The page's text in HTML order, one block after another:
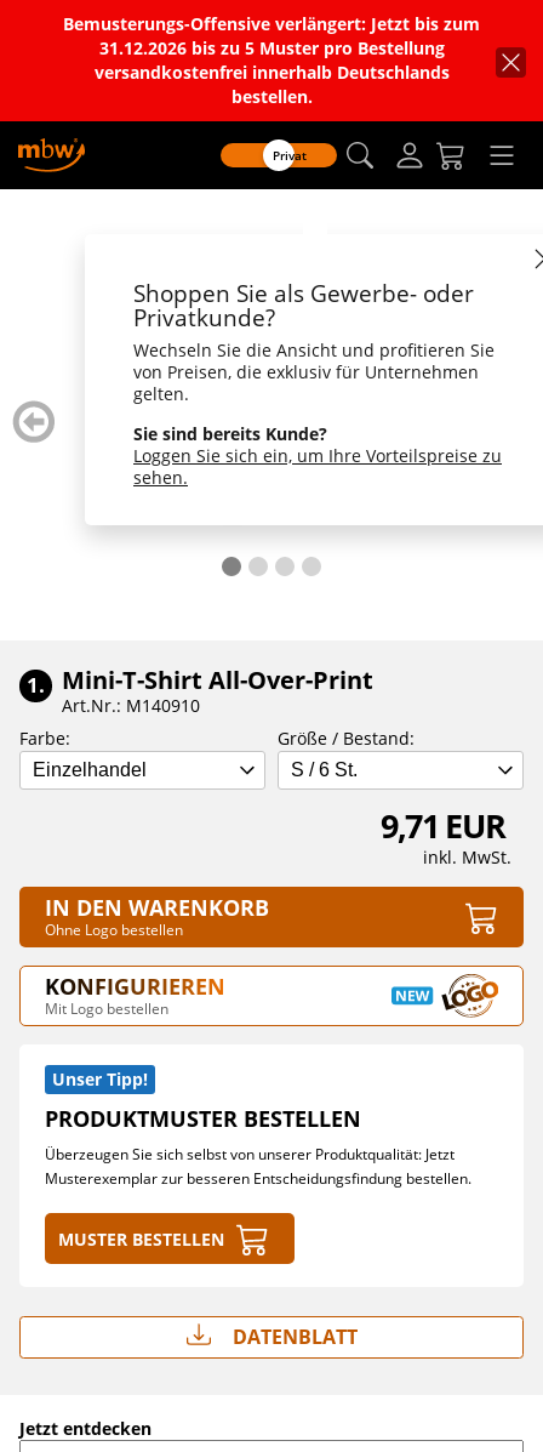
Bemusterungs-Offensive verlängert: Jetzt bis zum
31.12.2026 bis zu 5 Muster pro Bestellung
versandkostenfrei innerhalb Deutschlands
bestellen.
Privat
Shoppen Sie als Gewerbe- oder
Privatkunde?
Wechseln Sie die Ansicht und profitieren Sie
von Preisen, die exklusiv für Unternehmen
gelten.
Sie sind bereits Kunde?
Loggen Sie sich ein, um Ihre Vorteilspreise zu
sehen.
zurück
blättern
1. Mini-T-Shirt All-Over-Print
Art.Nr.: M140910
Farbe:
Einzelhandel
Größe / Bestand:
S / 6 St.
9,71 EUR
inkl. MwSt.
IN DEN WARENKORB
Ohne Logo bestellen
KONFIGURIEREN
Mit Logo bestellen
Unser Tipp!
PRODUKTMUSTER BESTELLEN
Überzeugen Sie sich selbst von unserer Produktqualität: Jetzt
Musterexemplar zur besseren Entscheidungsfindung bestellen.
Muster bestellen
Datenblatt
Jetzt entdecken